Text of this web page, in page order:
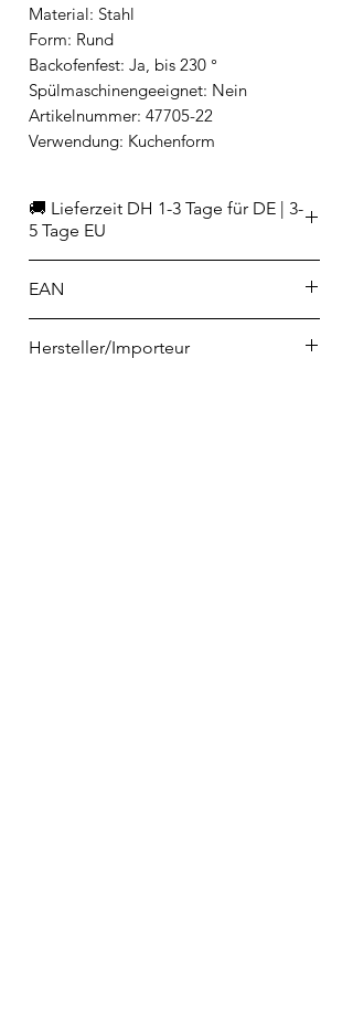
Material: Stahl
Form: Rund
Backofenfest: Ja, bis 230 °
Spülmaschinengeeignet: Nein
Artikelnummer: 47705-22
Verwendung: Kuchenform
🚚 Lieferzeit DH 1-3 Tage für DE | 3-
5 Tage EU
EAN
Hersteller/Importeur